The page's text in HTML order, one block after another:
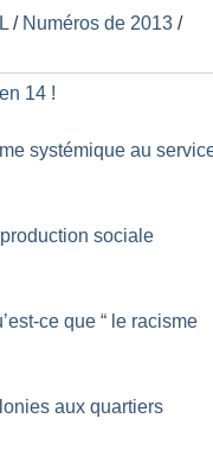
/ Numéros de 2013 /
14 !
systémique au
sociale
ce que “ le racisme
aux quartiers